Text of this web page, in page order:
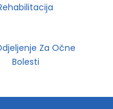
Za Očne
Bolesti